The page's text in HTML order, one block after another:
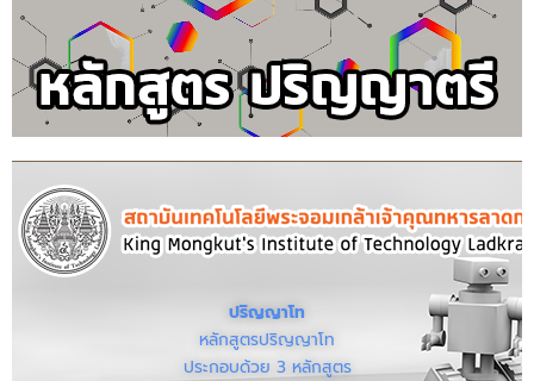
ปริญญาโท
หลักสูตรปริญญาโท
ประกอบด้วย 3 หลักสูตร